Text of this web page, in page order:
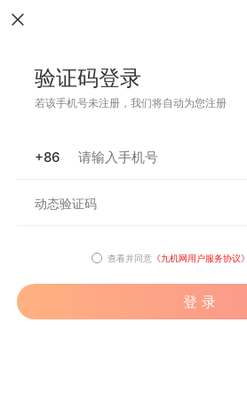
验证码登录
若该手机号未注册，我们将自动为您注册
+86
查看并同意 《九机网用户服务协议》
登 录